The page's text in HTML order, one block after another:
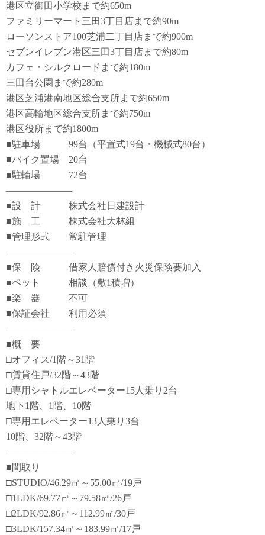
港区立御田小学校まで約650m
ファミリーマート三田3丁目店まで約90m
ローソンストア100芝浦二丁目店まで約900m
セブンイレブン港区三田3丁目店まで約80m
カフェ・シルクロードまで約180m
三田台公園まで約280m
港区芝浦港南地区総合支所まで約650m
港区高輪地区総合支所まで約750m
港区役所まで約1800m
■駐車場 99台（平置式19台・機械式80台）
■バイク置場 20台
■駐輪場 72台
―――――――
■設 計 株式会社日建設計
■施 工 株式会社大林組
■管理形式 常駐管理
―――――――
■保 険 借家人賠償付き火災保険要加入
■ペット 相談（敷1積増）
■楽 器 不可
■保証会社 利用必須
―――――――
■概 要
□オフィス/1階～31階
□賃貸住戸/32階～43階
□専用シャトルエレベーター15人乗り2台
地下1階、1階、10階
□専用エレベーター13人乗り3台
10階、32階～43階
―――――――
■間取り
□STUDIO/46.29㎡～55.00㎡/19戸
□1LDK/69.77㎡～79.58㎡/26戸
□2LDK/92.86㎡～112.99㎡/30戸
□3LDK/157.34㎡～183.99㎡/17戸